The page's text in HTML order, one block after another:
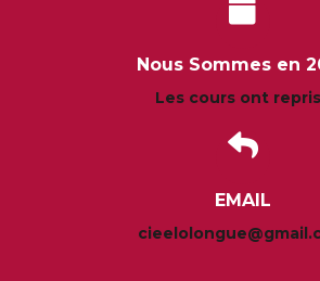
Nous Sommes en
Les cours ont
EMAIL